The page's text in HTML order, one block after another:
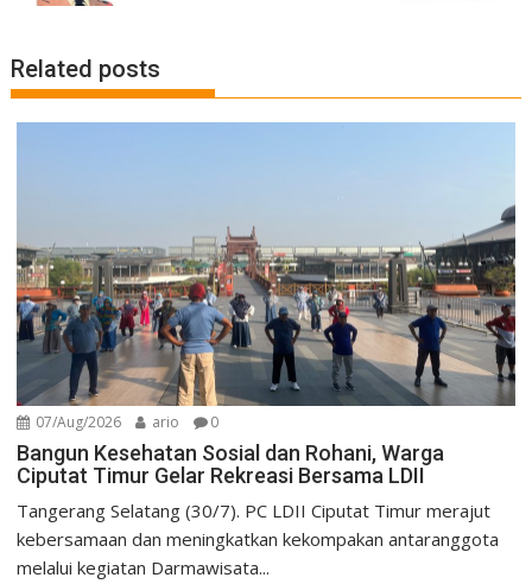
Related posts
07/Aug/2026 ario 0
Bangun Kesehatan Sosial dan Rohani, Warga
Ciputat Timur Gelar Rekreasi Bersama LDII
Tangerang Selatang (30/7). PC LDII Ciputat Timur merajut
kebersamaan dan meningkatkan kekompakan antaranggota
melalui kegiatan Darmawisata...